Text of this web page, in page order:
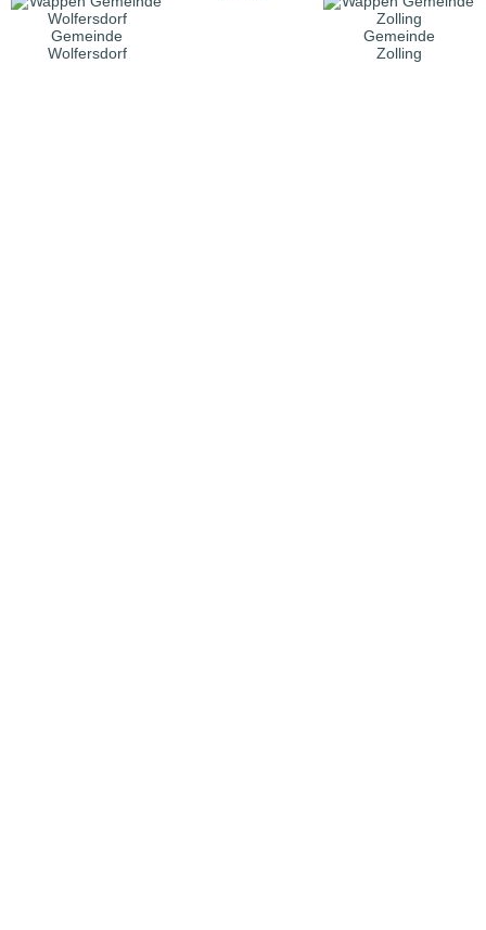
Gemeinde
Wolfersdorf
Gemeinde
Zolling